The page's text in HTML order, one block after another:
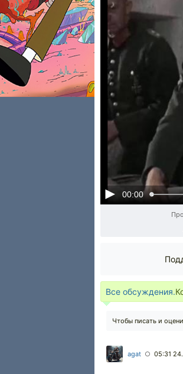
00:00
Все обсуждения.
Чтобы писать и
agat ○ 05:31